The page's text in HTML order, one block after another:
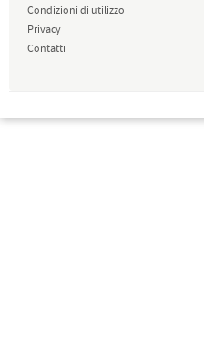
Condizioni di utilizzo
Privacy
Contatti